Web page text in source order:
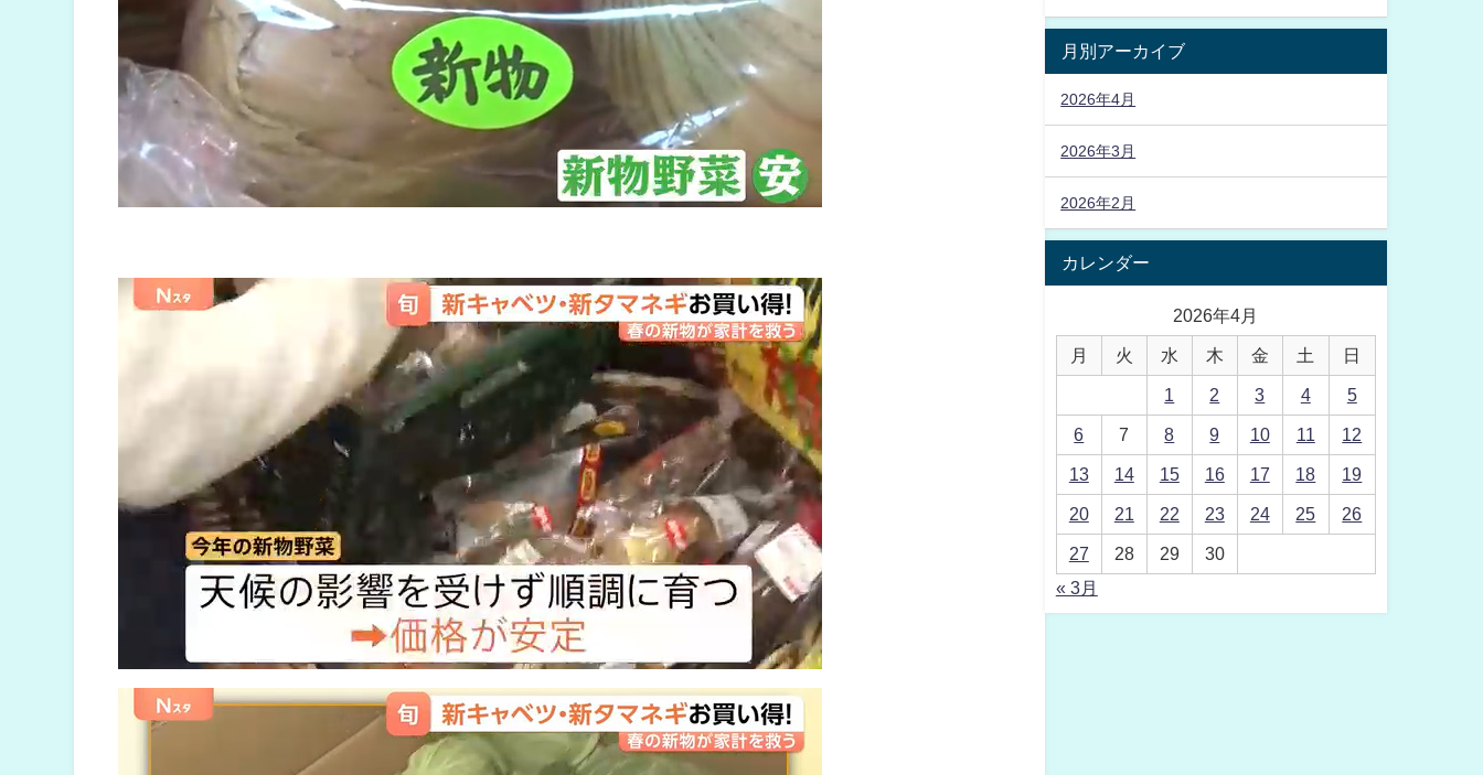
月別アーカイブ
2026年4月
2026年3月
2026年2月
カレンダー
2026年4月
月 火 水 木 金 土 日
1 2 3 4 5
6 7 8 9 10 11 12
13 14 15 16 17 18 19
20 21 22 23 24 25 26
27 28 29
30
« 3月